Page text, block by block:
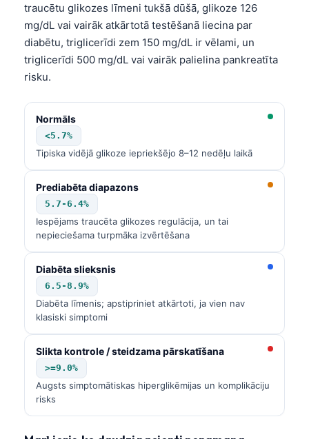
traucētu glikozes līmeni tukšā dūšā, glikoze 126
mg/dL vai vairāk atkārtotā testēšanā liecina par
diabētu, triglicerīdi zem 150 mg/dL ir vēlami, un
triglicerīdi 500 mg/dL vai vairāk palielina pankreatīta
risku.
Normāls
<5.7%
Tipiska vidējā glikoze iepriekšējo 8–12 nedēļu laikā
Prediabēta diapazons
5.7-6.4%
Iespējams traucēta glikozes regulācija, un tai
nepieciešama turpmāka izvērtēšana
Diabēta slieksnis
6.5-8.9%
Diabēta līmenis; apstipriniet atkārtoti, ja vien nav
klasiski simptomi
Slikta kontrole / steidzama pārskatīšana
>=9.0%
Augsts simptomātiskas hiperglikēmijas un komplikāciju
risks